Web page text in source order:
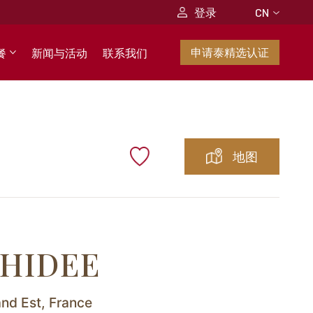
登录 CN
新闻与活动 联系我们 申请泰精选认证
地图
Est, France